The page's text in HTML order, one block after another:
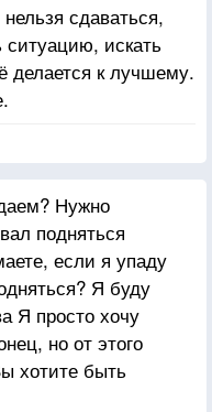
сдаваться,
искать
делается к лучшему.
Нужно
подняться
если я упаду
Я буду
Я просто хочу
но от этого
хотите быть
ту силу чтобы